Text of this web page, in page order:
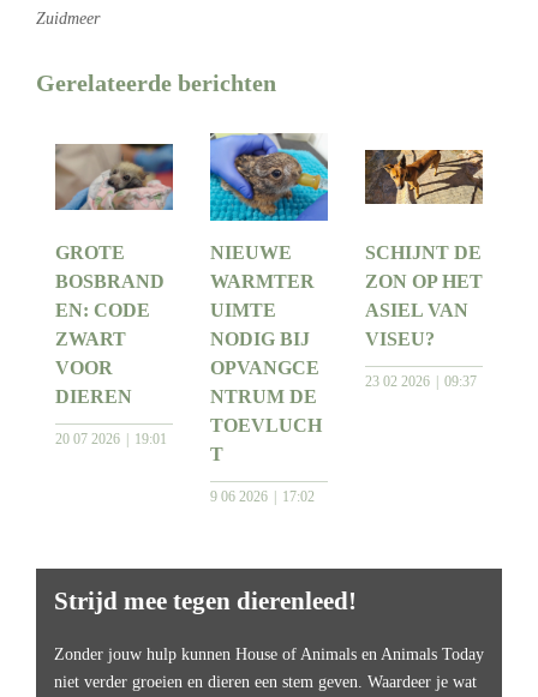
Zuidmeer
Gerelateerde berichten
GROTE
BOSBRAND
EN: CODE
ZWART
VOOR
DIEREN
20 07 2026 19:01
NIEUWE
WARMTER
UIMTE
NODIG BIJ
OPVANGCE
NTRUM DE
TOEVLUCH
T
9 06 2026 17:02
SCHIJNT DE
ZON OP HET
ASIEL VAN
VISEU?
23 02 2026 09:37
Strijd mee tegen dierenleed!
Zonder jouw hulp kunnen House of Animals en Animals Today
niet verder groeien en dieren een stem geven. Waardeer je wat